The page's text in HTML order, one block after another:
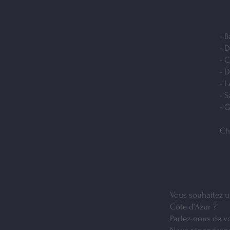
-
-
-
-
-
-
-
Vous souhaitez
Côte d’Azur ?
Parlez-nous de